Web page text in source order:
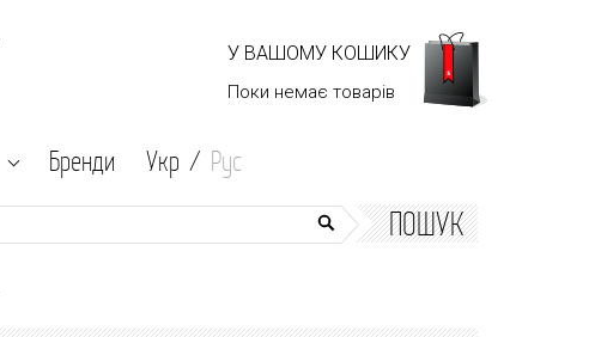
У ВАШОМУ КОШИКУ
Поки немає товарів
Бренди Укр / Рус
ПОШУК